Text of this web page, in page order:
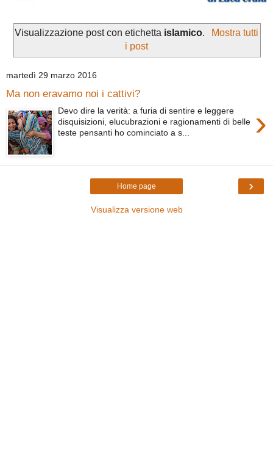
Visualizzazione post con etichetta islamico.
Mostra tutti
i post
martedì 29 marzo 2016
Ma non eravamo noi i cattivi?
›
Devo dire la verità: a furia di sentire e leggere
disquisizioni, elucubrazioni e ragionamenti di belle
teste pensanti ho cominciato a s...
›
Home page
Visualizza versione web